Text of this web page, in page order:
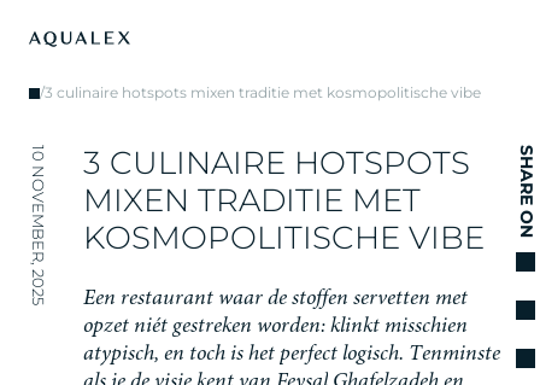
/3 culinaire hotspots mixen traditie met kosmopolitische vibe
10 NOVEMBER, 2025 3 CULINAIRE HOTSPOTS
MIXEN TRADITIE MET
KOSMOPOLITISCHE VIBE
Een restaurant waar de stoffen servetten met
opzet niét gestreken worden: klinkt misschien
atypisch, en toch is het perfect logisch. Tenminste
SHARE ON